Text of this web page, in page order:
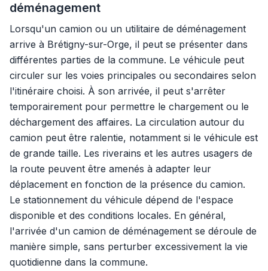
déménagement
Lorsqu'un camion ou un utilitaire de déménagement
arrive à Brétigny-sur-Orge, il peut se présenter dans
différentes parties de la commune. Le véhicule peut
circuler sur les voies principales ou secondaires selon
l'itinéraire choisi. À son arrivée, il peut s'arrêter
temporairement pour permettre le chargement ou le
déchargement des affaires. La circulation autour du
camion peut être ralentie, notamment si le véhicule est
de grande taille. Les riverains et les autres usagers de
la route peuvent être amenés à adapter leur
déplacement en fonction de la présence du camion.
Le stationnement du véhicule dépend de l'espace
disponible et des conditions locales. En général,
l'arrivée d'un camion de déménagement se déroule de
manière simple, sans perturber excessivement la vie
quotidienne dans la commune.